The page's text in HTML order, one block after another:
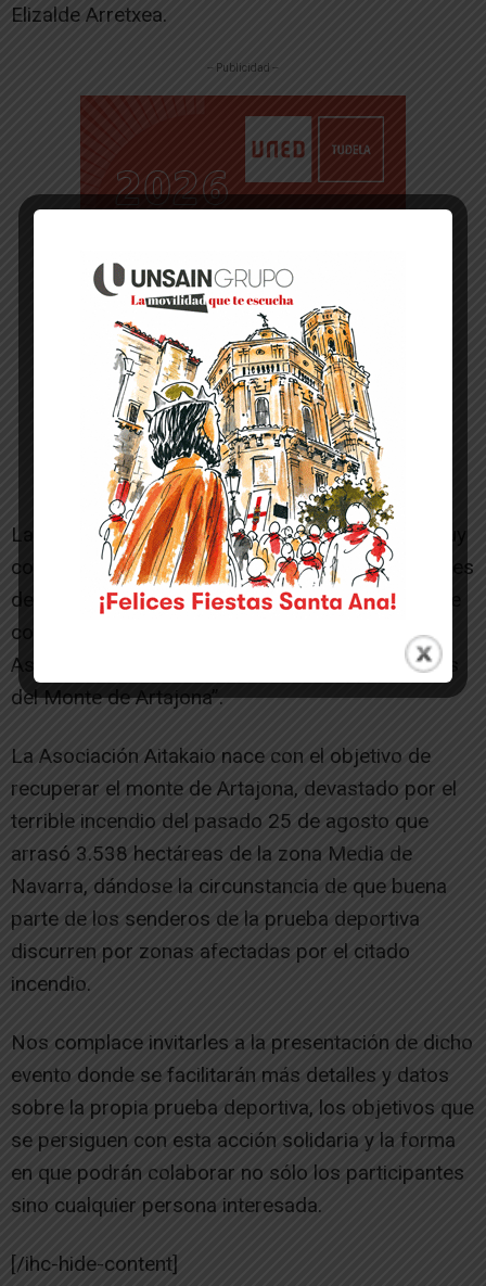
Elizalde Arretxea.
-- Publicidad --
La edición de 2017 de esta prueba deportiva, muy
consolidada en el calendario navarro para amantes
de la BTT, tendrá un carácter especial puesto que
contribuirá a la captación de fondos para la
Asociación de reciente creación “Aitakaio Amigos
del Monte de Artajona”.
La Asociación Aitakaio nace con el objetivo de
recuperar el monte de Artajona, devastado por el
terrible incendio del pasado 25 de agosto que
arrasó 3.538 hectáreas de la zona Media de
Navarra, dándose la circunstancia de que buena
parte de los senderos de la prueba deportiva
discurren por zonas afectadas por el citado
incendio.
Nos complace invitarles a la presentación de dicho
evento donde se facilitarán más detalles y datos
sobre la propia prueba deportiva, los objetivos que
se persiguen con esta acción solidaria y la forma
en que podrán colaborar no sólo los participantes
sino cualquier persona interesada.
[/ihc-hide-content]